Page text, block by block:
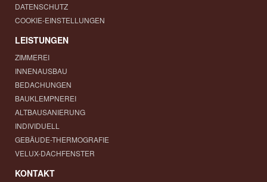
DATENSCHUTZ
COOKIE-EINSTELLUNGEN
LEISTUNGEN
ZIMMEREI
INNENAUSBAU
BEDACHUNGEN
BAUKLEMPNEREI
ALTBAUSANIERUNG
INDIVIDUELL
GEBÄUDE-THERMOGRAFIE
VELUX-DACHFENSTER
KONTAKT